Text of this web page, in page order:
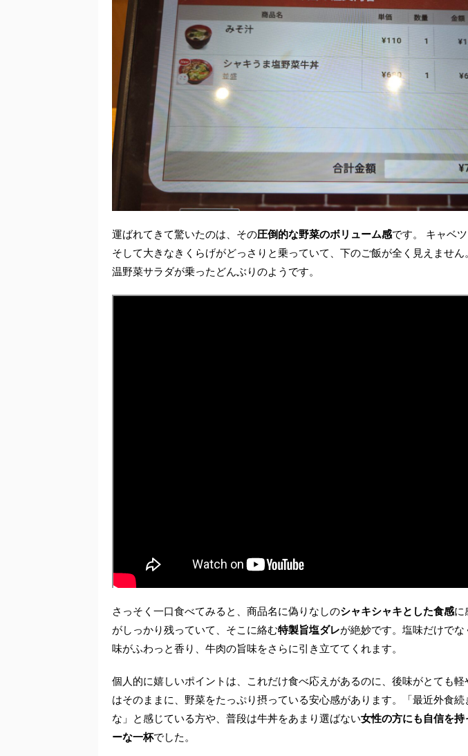
運ばれてきて驚いたのは、その圧倒的な野菜のボリューム感です。 キャベ
そして大きなきくらげがどっさりと乗っていて、下のご飯が全く見えませ
温野菜サラダが乗ったどんぶりのようです。
さっそく一口食べてみると、商品名に偽りなしのシャキシャキとした食感に
がしっかり残っていて、そこに絡む特製旨塩ダレが絶妙です。塩味だけで
味がふわっと香り、牛肉の旨味をさらに引き立ててくれます。
個人的に嬉しいポイントは、これだけ食べ応えがあるのに、後味がとても
はそのままに、野菜をたっぷり摂っている安心感があります。「最近外食
な」と感じている方や、普段は牛丼をあまり選ばない女性の方にも自信を
ーな一杯でした。